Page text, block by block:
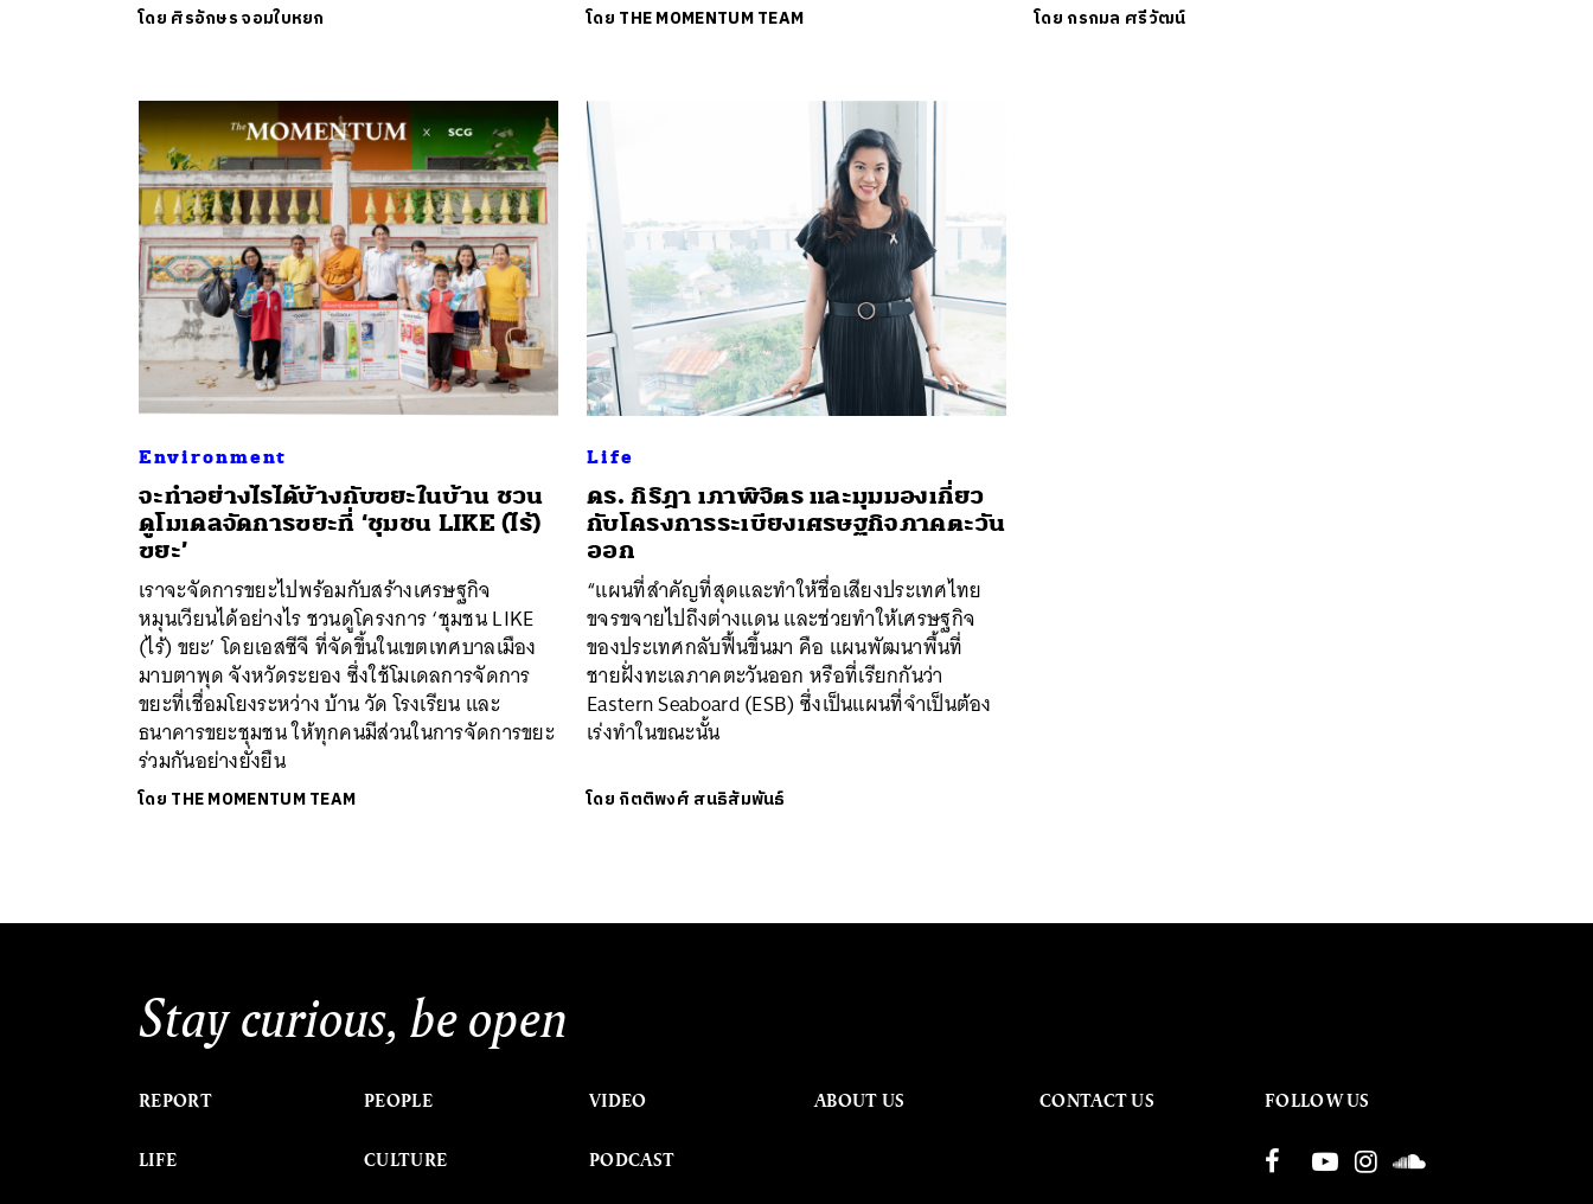
โดย ศิรอักษร จอมใบหยก โดย THE MOMENTUM TEAM โดย กรกมล ศรีวัฒน์
Environment
จะทำอย่างไรได้บ้างกับขยะในบ้าน ชวน
ดูโมเดลจัดการขยะที่ ‘ชุมชน LIKE (ไร้)
ขยะ’
เราจะจัดการขยะไปพร้อมกับสร้างเศรษฐกิจ
หมุนเวียนได้อย่างไร ชวนดูโครงการ ‘ชุมชน LIKE
(ไร้) ขยะ’ โดยเอสซีจี ที่จัดขึ้นในเขตเทศบาลเมือง
มาบตาพุด จังหวัดระยอง ซึ่งใช้โมเดลการจัดการ
ขยะที่เชื่อมโยงระหว่าง บ้าน วัด โรงเรียน และ
ธนาคารขยะชุมชน ให้ทุกคนมีส่วนในการจัดการขยะ
ร่วมกันอย่างยั่งยืน
โดย THE MOMENTUM TEAM
Life
​ดร. กิริฎา เภาพิจิตร และมุมมองเกี่ยว
กับโครงการระเบียงเศรษฐกิจภาคตะวัน
ออก
“แผนที่สำคัญที่สุดและทำให้ชื่อเสียงประเทศไทย
ขจรขจายไปถึงต่างแดน และช่วยทำให้เศรษฐกิจ
ของประเทศกลับฟื้นขึ้นมา คือ แผนพัฒนาพื้นที่
ชายฝั่งทะเลภาคตะวันออก หรือที่เรียกกันว่า
Eastern Seaboard (ESB) ซึ่งเป็นแผนที่จำเป็นต้อง
เร่งทำในขณะนั้น
โดย กิตติพงศ์ สนธิสัมพันธ์
Stay curious, be open
REPORT
LIFE
PEOPLE
CULTURE
VIDEO
PODCAST
ABOUT US CONTACT US FOLLOW US